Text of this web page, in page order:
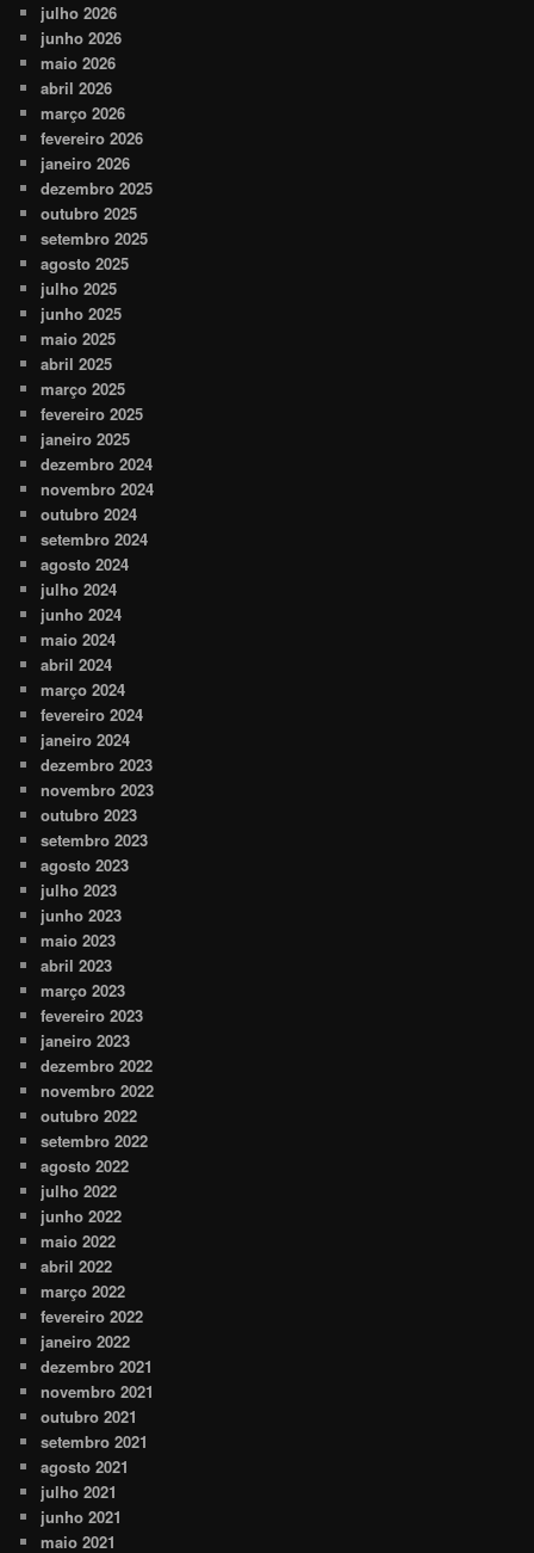
julho 2026
junho 2026
maio 2026
abril 2026
março 2026
fevereiro 2026
janeiro 2026
dezembro 2025
outubro 2025
setembro 2025
agosto 2025
julho 2025
junho 2025
maio 2025
abril 2025
março 2025
fevereiro 2025
janeiro 2025
dezembro 2024
novembro 2024
outubro 2024
setembro 2024
agosto 2024
julho 2024
junho 2024
maio 2024
abril 2024
março 2024
fevereiro 2024
janeiro 2024
dezembro 2023
novembro 2023
outubro 2023
setembro 2023
agosto 2023
julho 2023
junho 2023
maio 2023
abril 2023
março 2023
fevereiro 2023
janeiro 2023
dezembro 2022
novembro 2022
outubro 2022
setembro 2022
agosto 2022
julho 2022
junho 2022
maio 2022
abril 2022
março 2022
fevereiro 2022
janeiro 2022
dezembro 2021
novembro 2021
outubro 2021
setembro 2021
agosto 2021
julho 2021
junho 2021
maio 2021